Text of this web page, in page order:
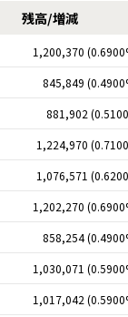
残高/増減
1,200,370
845,849
881,902
1,224,970
1,076,571
1,202,270
858,254
1,030,071
1,017,042